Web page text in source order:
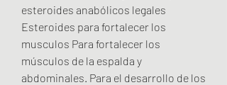
esteroides anabólicos legales
Esteroides para fortalecer los
musculos Para fortalecer los
músculos de la espalda y
abdominales. Para el desarrollo de los